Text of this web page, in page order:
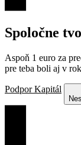
Spoločne
Aspoň 1 euro za
pre teba boli aj v
Podpor Kapitál